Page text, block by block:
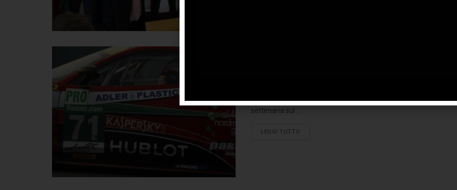
Endurance quello che andrà in scena questo fine
settimana sul ...
LEGGI TUTTO